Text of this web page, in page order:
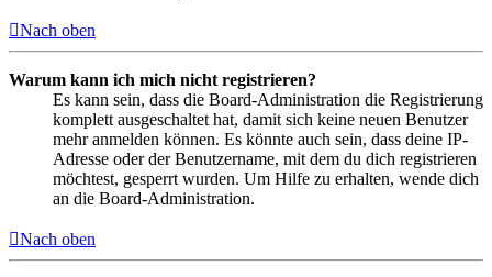
Nach oben
Warum kann ich mich nicht registrieren?
Es kann sein, dass die Board-Administration die Registrierung
komplett ausgeschaltet hat, damit sich keine neuen Benutzer
mehr anmelden können. Es könnte auch sein, dass deine IP-
Adresse oder der Benutzername, mit dem du dich registrieren
möchtest, gesperrt wurden. Um Hilfe zu erhalten, wende dich
an die Board-Administration.
Nach oben